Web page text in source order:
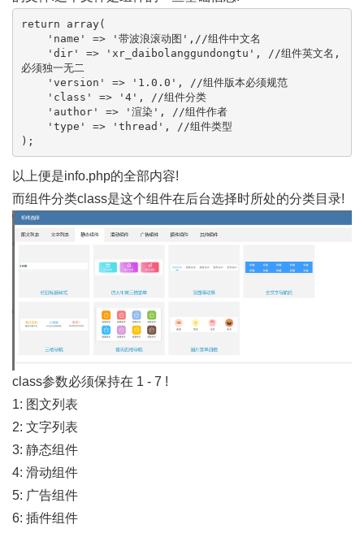
return array(
必须独一无二
);
以上便是info.php的全部内容!
而组件分类class是这个组件在后台选择时所处的分类目录!
class参数必须保持在 1 - 7 !
1: 图文列表
2: 文字列表
3: 静态组件
4: 滑动组件
5: 广告组件
6: 插件组件